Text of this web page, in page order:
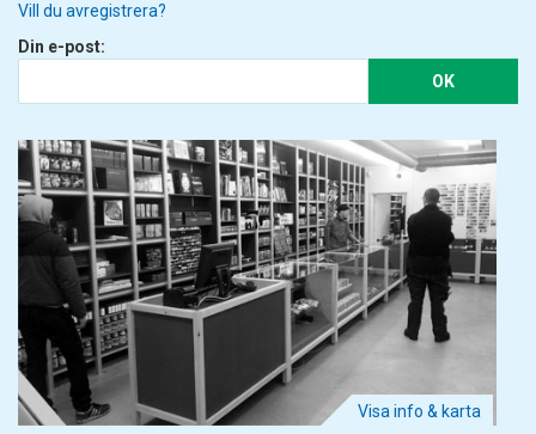
Vill du avregistrera?
Din e-post:
OK
Visa info & karta